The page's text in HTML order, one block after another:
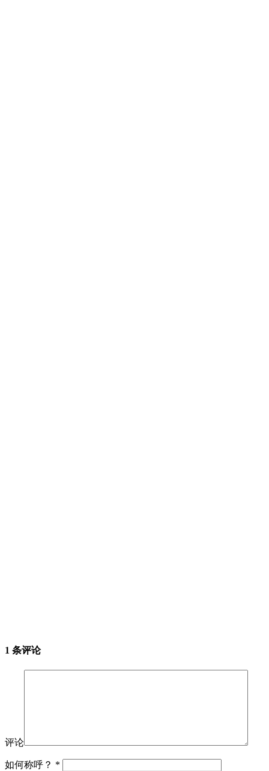
1 条评论
评论
如何称呼？ *